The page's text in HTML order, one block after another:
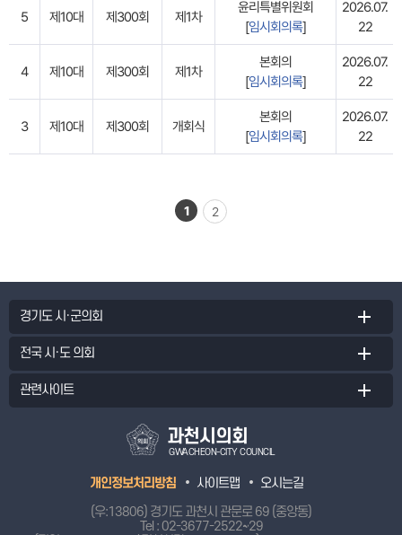
5 제10대 제300회 제1차
윤리특별위원회
[임시회의록]
2026.07.
22
4 제10대 제300회 제1차
본회의
[임시회의록]
2026.07.
22
3 제10대 제300회 개회식
본회의
[임시회의록]
2026.07.
22
1 2
경기도 시·군의회
전국 시·도 의회
관련사이트
과천시의회
GWACHEON-CITY COUNCIL
개인정보처리방침 사이트맵
오시는길
(우:13806) 경기도 과천시 관문로 69 (중앙동)
Tel :02-3677-2522~29